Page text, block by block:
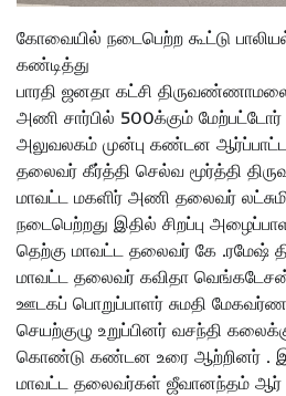
கோவையில் நடைபெற்ற கூட்டு
கண்டித்து
பாரதி ஜனதா கட்சி
அணி சார்பில் 500க்கும்
அலுவலகம் முன்பு கண்டன
தலைவர் கீர்த்தி செல்வ மூர்த்தி
மாவட்ட மகளிர் அணி தலைவர்
நடைபெற்றது இதில் சிறப்பு
தெற்கு மாவட்ட தலைவர் கே .ரமேஷ்
மாவட்ட தலைவர் கவிதா
ஊடகப் பொறுப்பாளர் சுமதி
செயற்குழு உறுப்பினர் வசந்தி
கொண்டு கண்டன உரை ஆற்றினர் .
மாவட்ட தலைவர்கள் ஜீவானந்தம் ஆர்